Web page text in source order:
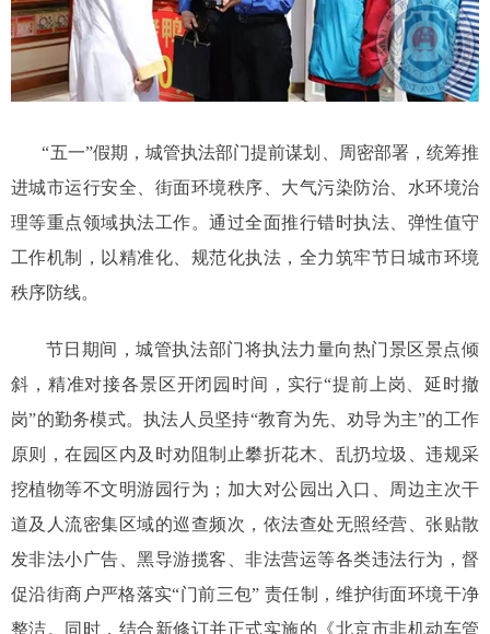
“五一”假期，城管执法部门提前谋划、周密部署，统筹推
进城市运行安全、街面环境秩序、大气污染防治、水环境治
理等重点领域执法工作。通过全面推行错时执法、弹性值守
工作机制，以精准化、规范化执法，全力筑牢节日城市环境
秩序防线。
节日期间，城管执法部门将执法力量向热门景区景点倾
斜，精准对接各景区开闭园时间，实行“提前上岗、延时撤
岗”的勤务模式。执法人员坚持“教育为先、劝导为主”的工作
原则，在园区内及时劝阻制止攀折花木、乱扔垃圾、违规采
挖植物等不文明游园行为；加大对公园出入口、周边主次干
道及人流密集区域的巡查频次，依法查处无照经营、张贴散
发非法小广告、黑导游揽客、非法营运等各类违法行为，督
促沿街商户严格落实“门前三包” 责任制，维护街面环境干净
整洁。同时，结合新修订并正式实施的《北京市非机动车管